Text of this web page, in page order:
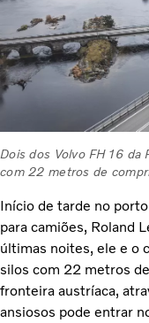
Dois dos Volvo FH16 da
com 22 metros de
Início de tarde no
para camiões, Roland
últimas noites, ele e o
silos com 22 metros
fronteira austríaca,
ansiosos pode entrar